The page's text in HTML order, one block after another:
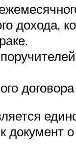
дохода,
документ